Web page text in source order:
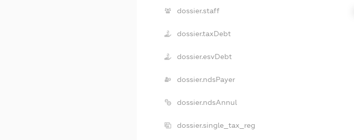
dossier.staff
dossier.taxDebt
dossier.esvDebt
dossier.ndsPayer
dossier.ndsAnnul
dossier.single_tax_reg